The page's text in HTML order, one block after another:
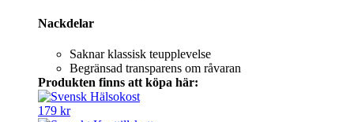
Nackdelar
Saknar klassisk teupplevelse
Begränsad transparens om råvaran
Produkten finns att köpa här:
179 kr